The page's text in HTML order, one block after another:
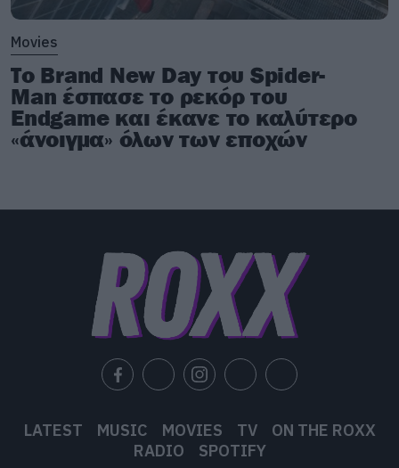
Movies
Το Brand New Day του Spider-
Man έσπασε το ρεκόρ του
Endgame και έκανε το καλύτερο
«άνοιγμα» όλων των εποχών
LATEST MUSIC MOVIES TV
ON THE ROXX
RADIO
SPOTIFY